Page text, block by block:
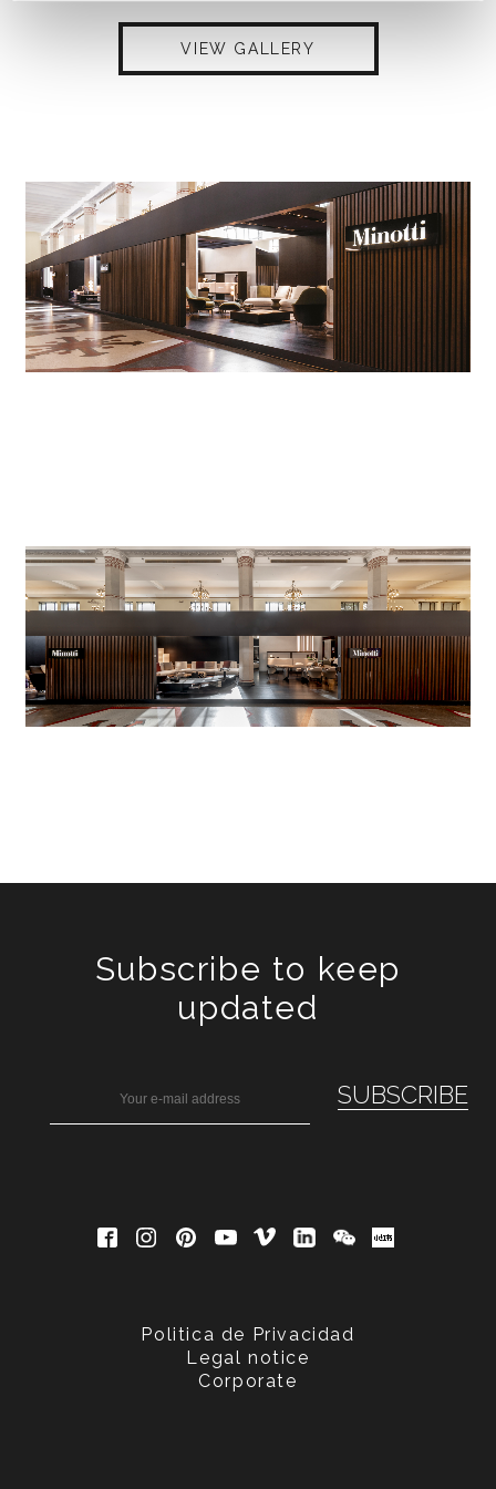
VIEW GALLERY
Subscribe to keep
updated
Politica de Privacidad
Legal notice
Corporate